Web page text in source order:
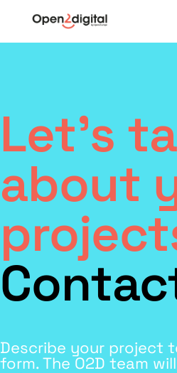
Let's
about
Describe your project
form. The O2D team